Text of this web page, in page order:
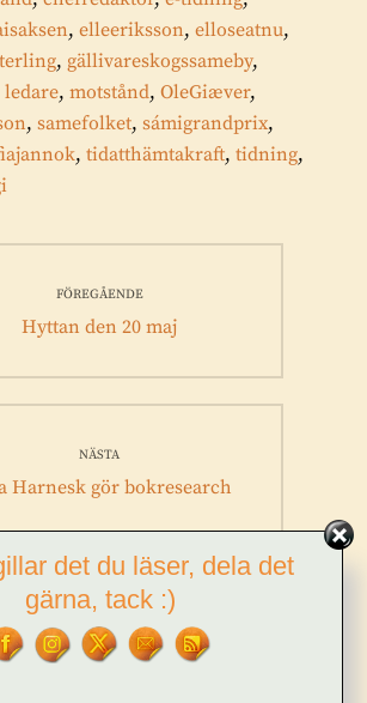
, elleeriksson, elloseatnu,
, gällivareskogssameby,
ledare, motstånd, OleGiæver,
, samefolket, sámigrandprix,
, tidatthämtakraft, tidning,
FÖREGÅENDE
Föregående
Hyttan den 20 maj
NÄSTA
Harnesk gör bokresearch
ETT SVAR
det du läser, dela det
gärna, tack :)